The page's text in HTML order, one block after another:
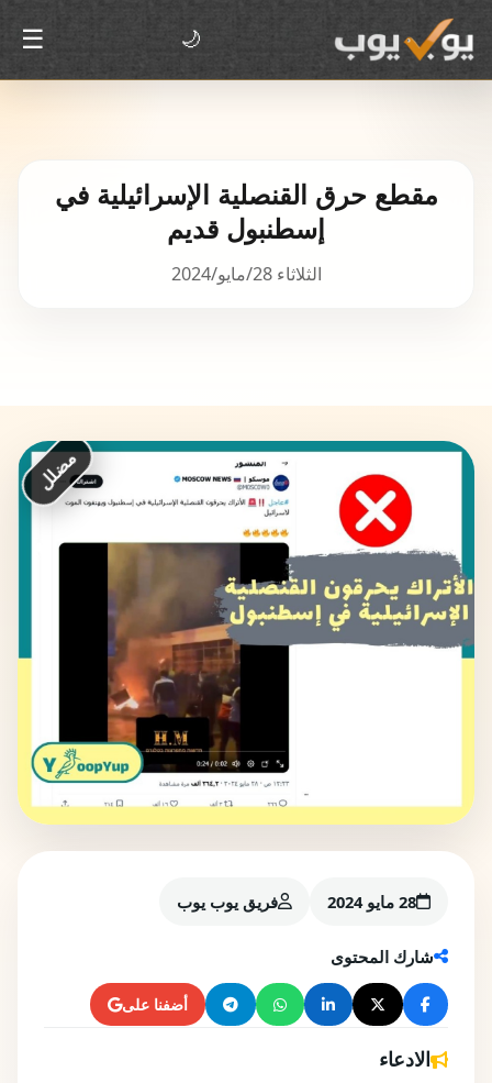
🌙
☰
مقطع حرق القنصلية الإسرائيلية في
إسطنبول قديم
الثلاثاء 28/مايو/2024
مضلل
28 مايو 2024 فريق يوب يوب
شارك المحتوى
أضفنا على
الادعاء